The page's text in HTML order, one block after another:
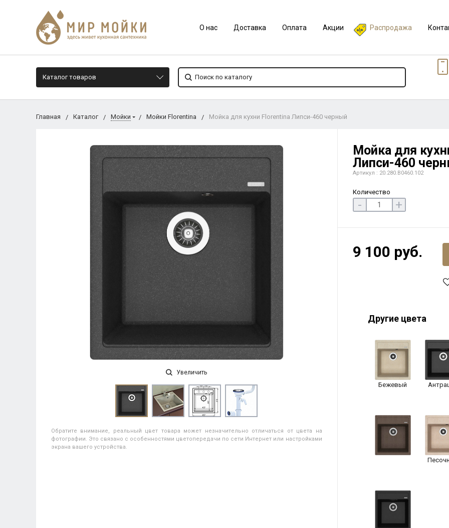
О нас Доставка Оплата Акции Распродажа
Каталог товаров
Главная Каталог Мойки Мойки Florentina Мойка для кухни Florentina Липси-460 черный
Увеличить
Обратите внимание, реальный цвет товара может незначительно отличаться от цвета на
фотографии. Это связано с особенностями цветопередачи по сети Интернет или настройками
экрана вашего устройства.
Мойка для
Липси-460
Артикул : 20.280.B0460.102
Количество
- +
9 100 руб.
Другие цвета
Бежевый